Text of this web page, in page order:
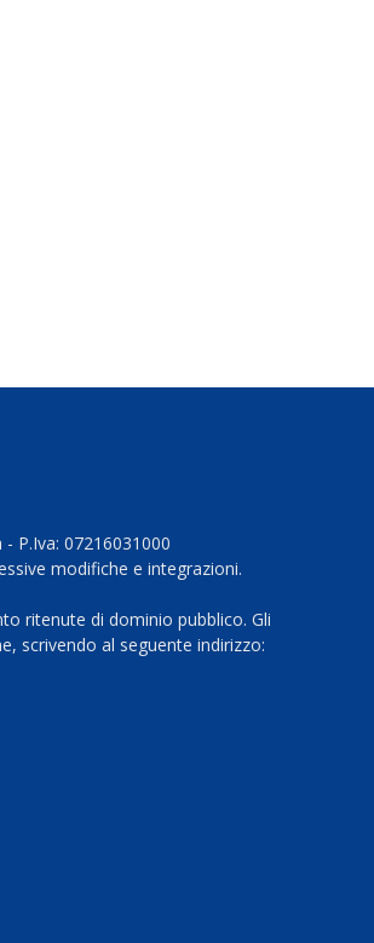
P.Iva: 07216031000
modifiche e integrazioni.
ritenute di dominio pubblico. Gli
scrivendo al seguente indirizzo: